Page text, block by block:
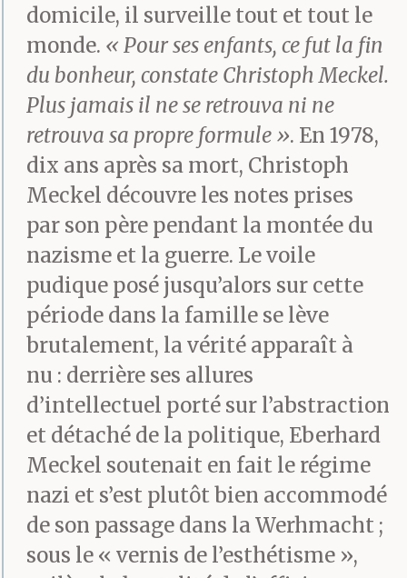
domicile, il surveille tout et tout le
monde. « Pour ses enfants, ce fut la fin
du bonheur, constate Christoph Meckel.
Plus jamais il ne se retrouva ni ne
retrouva sa propre formule ». En 1978,
dix ans après sa mort, Christoph
Meckel découvre les notes prises
par son père pendant la montée du
nazisme et la guerre. Le voile
pudique posé jusqu’alors sur cette
période dans la famille se lève
brutalement, la vérité apparaît à
nu : derrière ses allures
d’intellectuel porté sur l’abstraction
et détaché de la politique, Eberhard
Meckel soutenait en fait le régime
nazi et s’est plutôt bien accommodé
de son passage dans la Werhmacht ;
sous le « vernis de l’esthétisme »,